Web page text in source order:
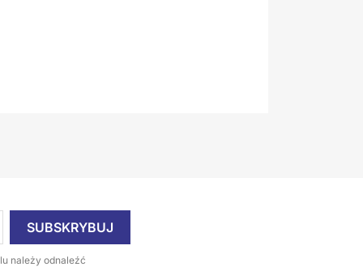
należy odnaleźć